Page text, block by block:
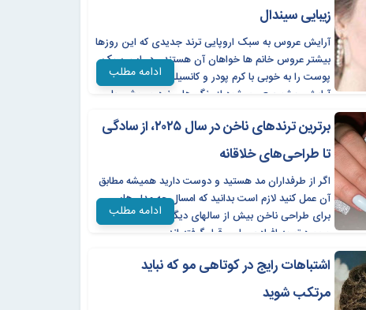
زیبایی سیندال
آرایش عروس به سبک اروپایی ترند جدیدی که این روزها
بیشتر عروس خانم ها خواهان آن هستند . در این سبک
پوست را به خوبی با کرم پودر و کانسیلر کاور کرده و برای
آرایش چشم سعی میشود از رنگ های نود و روشن با
ادامه مطلب
برترین ترندهای ناخن در سال ۲۰۲۵، از سادگی
تا طراحی‌های خلاقانه
اگر از طرفداران مد هستید و دوست دارید همیشه مطابق
آن عمل کنید لازم است بدانید که امسال چه مدل هایی
برای طراحی ناخن بیش از سالهای دیگر روی بورس بوده
و مورد توجه افراد بسیاری قرار گرفته اند.
ادامه مطلب
اشتباهات رایج در کوتاهی مو که نباید
مرتکب شوید